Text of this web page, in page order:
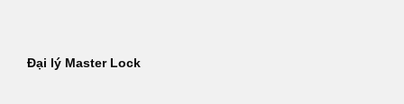
Đại lý Master Lock